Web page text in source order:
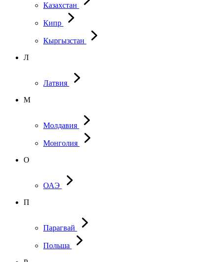
Казахстан
Кипр
Кыргызстан
Л
Латвия
М
Молдавия
Монголия
О
ОАЭ
П
Парагвай
Польша